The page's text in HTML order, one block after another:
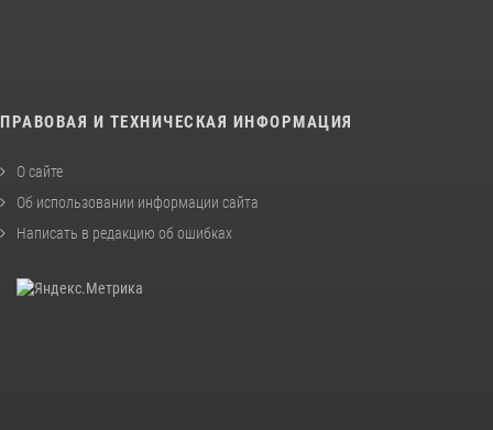
ПРАВОВАЯ И ТЕХНИЧЕСКАЯ ИНФОРМАЦИЯ
О сайте
Об использовании информации сайта
Написать в редакцию об ошибках